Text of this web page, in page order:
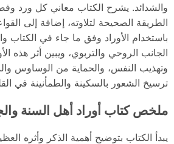
والشدائد. يشرح الكتاب معاني كل ورد
الطريقة الصحيحة لتلاوته، إضافة إلى
باستخدام الأوراد وفق ما جاء في الكتاب
الجانب الروحي والتربوي، ويبين أثر هذه
وتهذيب النفس، والحماية من الوساوس
ترسيخ الشعور بالسكينة والطمأنينة في
ملخص كتاب أوراد أهل السنة
يبدأ الكتاب بتوضيح أهمية الذكر وأثره